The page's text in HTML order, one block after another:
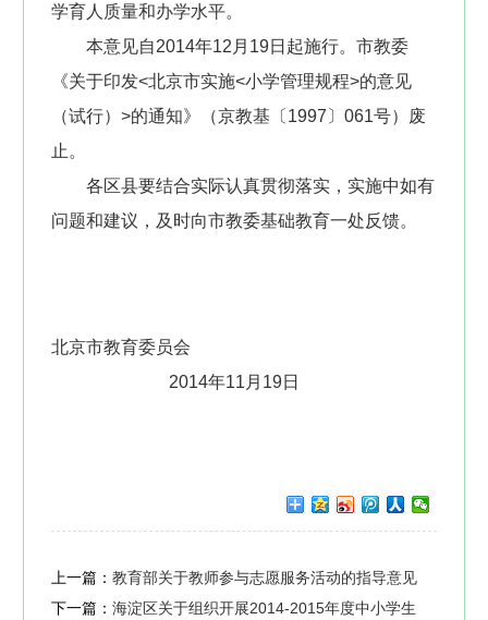
学育人质量和办学水平。
本意见自2014年12月19日起施行。市教委
《关于印发<北京市实施<小学管理规程>的意见
（试行）>的通知》（京教基〔1997〕061号）废
止。
各区县要结合实际认真贯彻落实，实施中如有
问题和建议，及时向市教委基础教育一处反馈。
北京市教育委员会
2014年11月19日
上一篇：教育部关于教师参与志愿服务活动的指导意见
下一篇：海淀区关于组织开展2014-2015年度中小学生